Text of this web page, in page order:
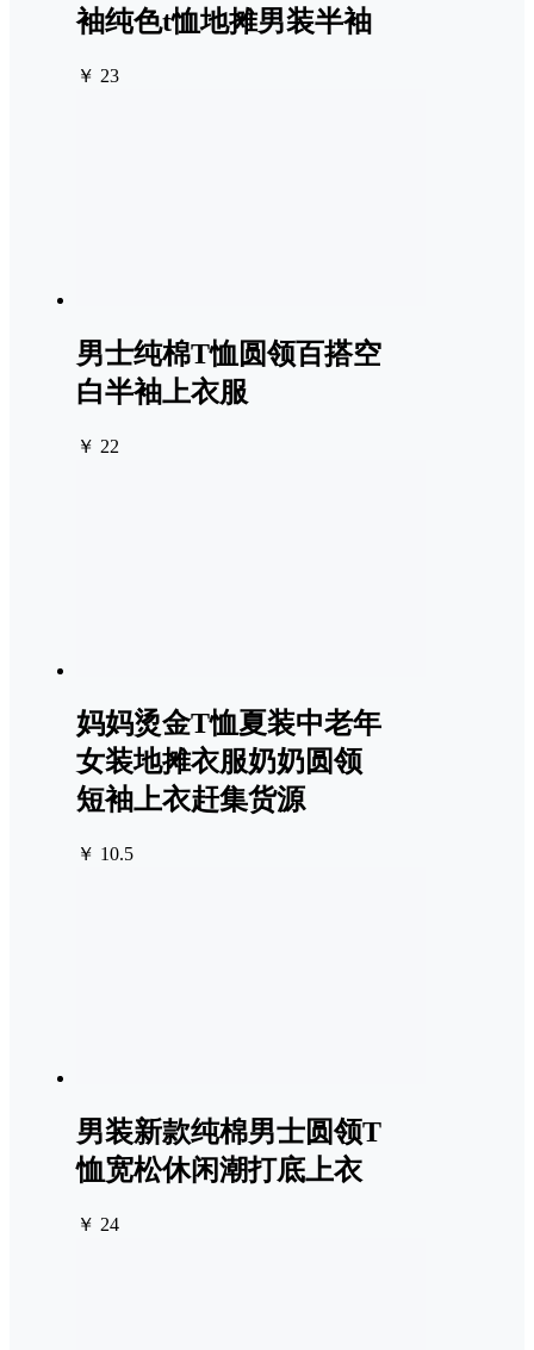
袖纯色t恤地摊男装半袖
￥ 23
男士纯棉T恤圆领百搭空
白半袖上衣服
￥ 22
妈妈烫金T恤夏装中老年
女装地摊衣服奶奶圆领
短袖上衣赶集货源
￥ 10.5
男装新款纯棉男士圆领T
恤宽松休闲潮打底上衣
￥ 24